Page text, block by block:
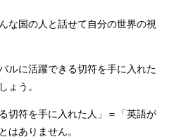
な国の人と話せて自分の世界の視
ルに活躍できる切符を手に入れた
ょう。
切符を手に入れた人」＝「英語が
はありません。